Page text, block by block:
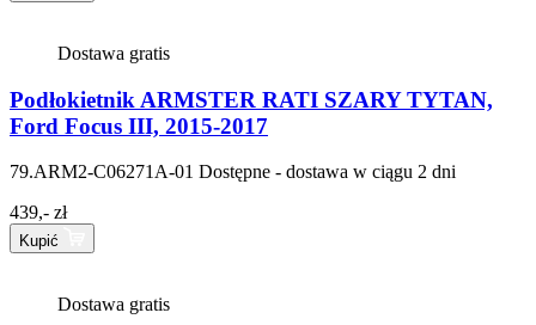
Dostawa gratis
Podłokietnik ARMSTER RATI SZARY TYTAN,
Ford Focus III, 2015-2017
79.ARM2-C06271A-01 Dostępne - dostawa w ciągu 2 dni
439,- zł
Kupić
Dostawa gratis